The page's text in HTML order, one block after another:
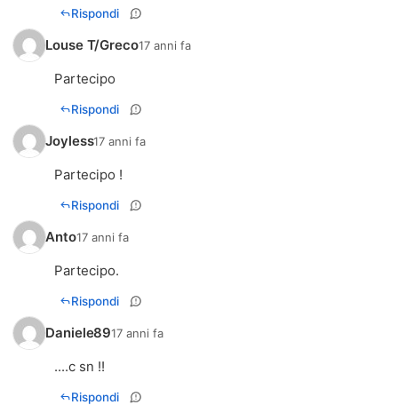
Rispondi
Louse T/Greco17 anni fa
Partecipo
Rispondi
Joyless17 anni fa
Partecipo !
Rispondi
Anto17 anni fa
Partecipo.
Rispondi
Daniele8917 anni fa
....c sn !!
Rispondi